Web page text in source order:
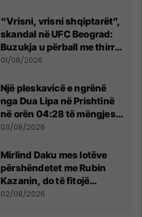
“Vrisni, vrisni shqiptarët”,
skandal në UFC Beograd:
Buzukja u përball me thirrje
anti-shqiptare nga
01/08/2026
Një pleskavicë e ngrënë
nga Dua Lipa në Prishtinë
në orën 04:28 të mëngjesit
- dhe bota digjitale serbe
03/08/2026
Mirlind Daku mes lotëve
përshëndetet me Rubin
Kazanin, do të fitojë
miliona te Spartak Moska
02/08/2026